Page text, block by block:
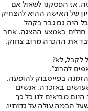
אז הפסקנו לשאול אם
של האישה ההיא להצחיק
היה גם גבר בקהל
באמצע ההצגה. אחר
את ההכרה מרוב צחוק,
לקבל, לא?
להרוג".
בפייסבוק להופעה,
באזכרה. אנשים
מביאים לנו כל כך
הבמה עולה על גדותיו.